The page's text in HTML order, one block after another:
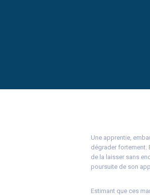
Une apprentie,
dégrader fortement.
de la laisser sans
poursuite de son
Estimant que ces